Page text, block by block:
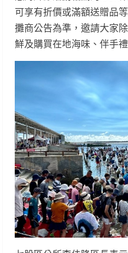
可享有折價或滿額送贈品
攤商公告為準，邀請大家
鮮及購買在地海味、伴手禮